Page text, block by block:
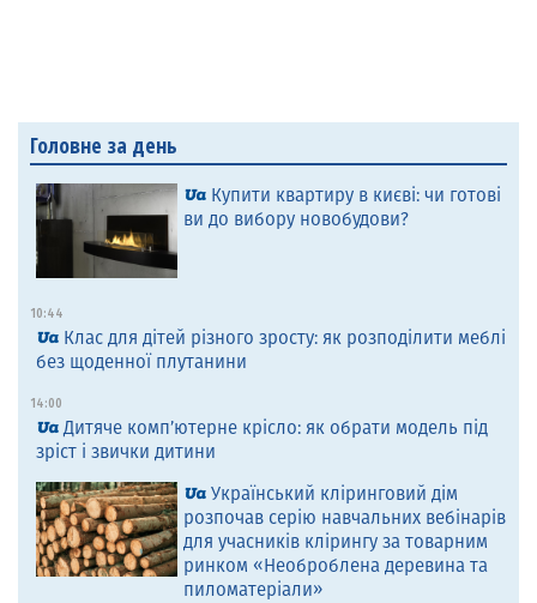
Головне за день
Купити квартиру в києві: чи готові
ви до вибору новобудови?
10:44
Клас для дітей різного зросту: як розподілити меблі
без щоденної плутанини
14:00
Дитяче комп’ютерне крісло: як обрати модель під
зріст і звички дитини
Український кліринговий дім
розпочав серію навчальних вебінарів
для учасників клірингу за товарним
ринком «Необроблена деревина та
пиломатеріали»